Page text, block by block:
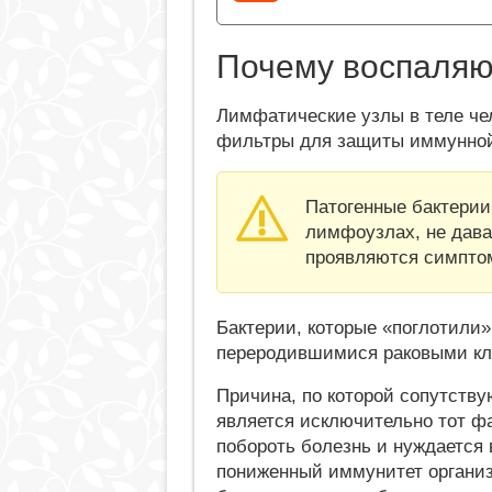
Почему
Лимфатические узлы в теле
фильтры для защиты
Патогенные
лимфоузлах, не
проявляются
Бактерии, которые
переродившимися раковыми
Причина, по которой
является исключительно тот
побороть болезнь и
пониженный иммунитет